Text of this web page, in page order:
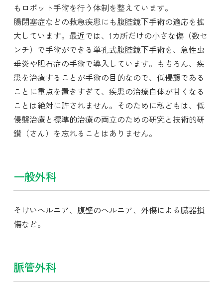
もロボット手術を行う体制を整えています。
腸閉塞症などの救急疾患にも腹腔鏡下手術の適応を拡
大しています。最近では、1カ所だけの小さな傷（数セ
ンチ）で手術ができる単孔式腹腔鏡下手術を、急性虫
垂炎や胆石症の手術で導入しています。もちろん、疾
患を治療することが手術の目的なので、低侵襲である
ことに重点を置きすぎて、疾患の治療自体が甘くなる
ことは絶対に許されません。そのために私どもは、低
侵襲治療と標準的治療の両立のための研究と技術的研
鑚（さん）を忘れることはありません。
一般外科
そけいヘルニア、腹壁のヘルニア、外傷による臓器損
傷など。
脈管外科